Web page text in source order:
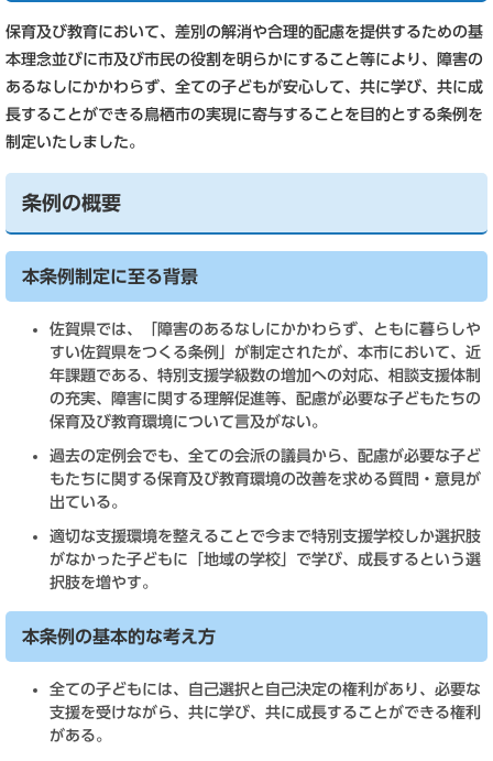
保育及び教育において、差別の解消や合理的配慮を提供するための基
本理念並びに市及び市民の役割を明らかにすること等により、障害の
あるなしにかかわらず、全ての子どもが安心して、共に学び、共に成
長することができる鳥栖市の実現に寄与することを目的とする条例を
制定いたしました。
条例の概要
本条例制定に至る背景
佐賀県では、「障害のあるなしにかかわらず、ともに暮らしや
すい佐賀県をつくる条例」が制定されたが、本市において、近
年課題である、特別支援学級数の増加への対応、相談支援体制
の充実、障害に関する理解促進等、配慮が必要な子どもたちの
保育及び教育環境について言及がない。
過去の定例会でも、全ての会派の議員から、配慮が必要な子ど
もたちに関する保育及び教育環境の改善を求める質問・意見が
出ている。
適切な支援環境を整えることで今まで特別支援学校しか選択肢
がなかった子どもに「地域の学校」で学び、成長するという選
択肢を増やす。
本条例の基本的な考え方
全ての子どもには、自己選択と自己決定の権利があり、必要な
支援を受けながら、共に学び、共に成長することができる権利
がある。